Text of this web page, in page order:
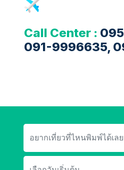
Call Center :
091-9996635,